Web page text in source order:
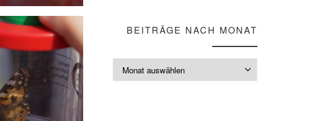
BEITRÄGE NACH MONAT